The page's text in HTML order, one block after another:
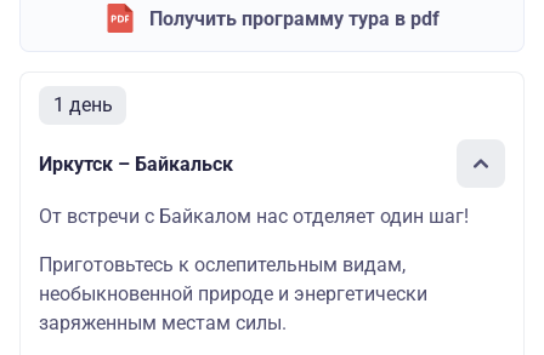
Получить программу тура в pdf
1 день
Иркутск – Байкальск
От встречи с Байкалом нас отделяет один шаг!
Приготовьтесь к ослепительным видам,
необыкновенной природе и энергетически
заряженным местам силы.